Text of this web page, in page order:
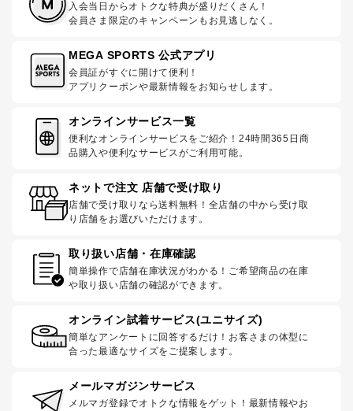
入会当日からオトクな特典が盛りだくさん！
会員さま限定のキャンペーンもお見逃しなく。
MEGA SPORTS 公式アプリ
会員証がすぐに開けて便利！
アプリクーポンや最新情報をお知らせします。
オンラインサービス一覧
便利なオンラインサービスをご紹介！24時間365日商
品購入や便利なサービスがご利用可能。
ネットで注文 店舗で受け取り
店舗で受け取りなら送料無料！全店舗の中から受け取
り店舗をお選びいただけます。
取り扱い店舗・在庫確認
簡単操作で店舗在庫状況がわかる！ご希望商品の在庫
や取り扱い店舗の確認ができます。
オンライン試着サービス(ユニサイズ)
簡単なアンケートに回答するだけ！お客さまの体型に
合った最適なサイズをご提案します。
メールマガジンサービス
メルマガ登録でオトクな情報をゲット！最新情報やお